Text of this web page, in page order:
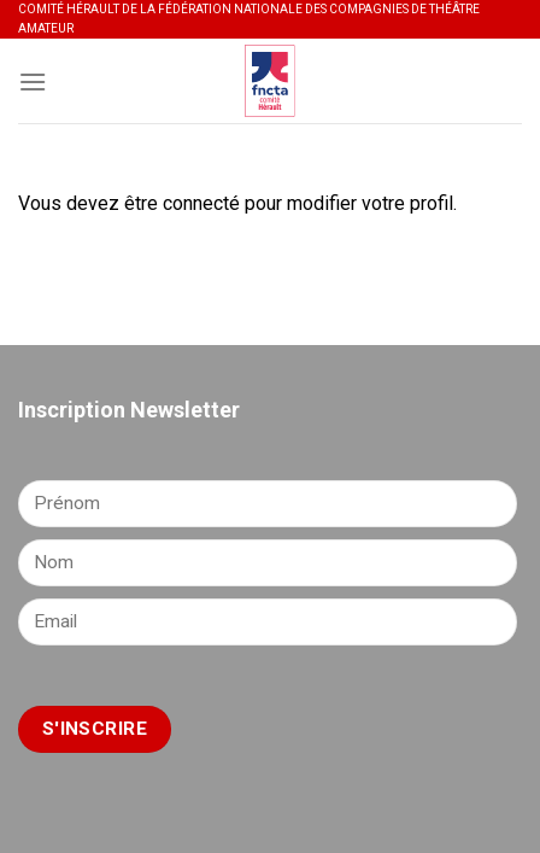
Skip
to
content
COMITÉ HÉRAULT DE LA FÉDÉRATION NATIONALE DES COMPAGNIES DE THÉÂTRE
AMATEUR
Vous devez être connecté pour modifier votre profil.
Inscription Newsletter